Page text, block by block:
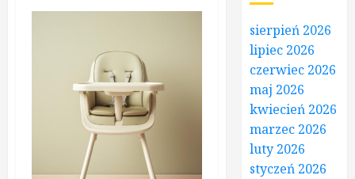
sierpień 2026
lipiec 2026
czerwiec 2026
maj 2026
kwiecień 2026
marzec 2026
luty 2026
styczeń 2026